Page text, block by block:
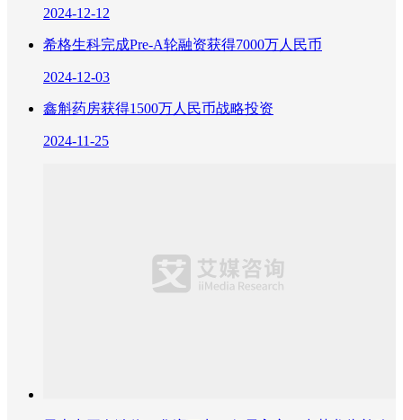
2024-12-12
希格生科完成Pre-A轮融资获得7000万人民币
2024-12-03
鑫斛药房获得1500万人民币战略投资
2024-11-25